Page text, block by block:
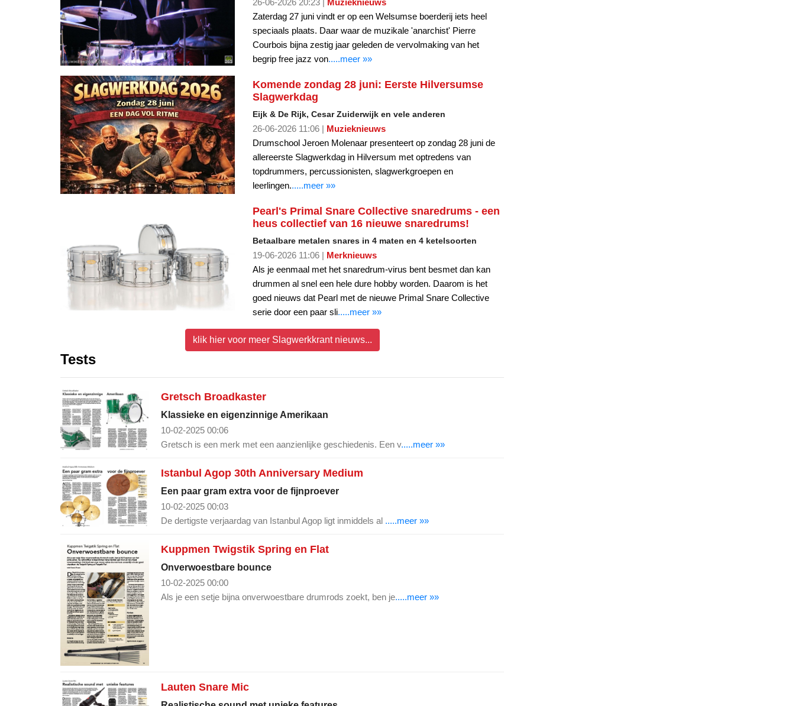
Courbois bijna zestig jaar geleden de vervolmaking van het
begrip free jazz von.....meer »»
Komende zondag 28 juni: Eerste Hilversumse
Slagwerkdag
26-06-2026 11:06 |
Muzieknieuws
Drumschool Jeroen Molenaar presenteert op zondag 28 juni de
allereerste Slagwerkdag in Hilversum met optredens van
topdrummers, percussionisten, slagwerkgroepen en
leerlingen......meer »»
Pearl's Primal Snare Collective snaredrums - een
heus collectief van 16 nieuwe snaredrums!
19-06-2026 11:06 | Merknieuws
drummen al snel een hele dure hobby worden. Daarom is het
goed nieuws dat Pearl met de nieuwe Primal Snare Collective
serie door een paar sli.....meer »»
klik hier voor meer Slagwerkkrant nieuws...
Klassieke en eigenzinnige Amerikaan
10-02-2025 00:06
Istanbul Agop 30th Anniversary Medium
10-02-2025 00:03
Kuppmen Twigstik Spring en Flat
10-02-2025 00:00
09-02-2025 23:57